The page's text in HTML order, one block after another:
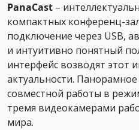
PanaCast –
компактных конференц-
подключение через USB,
и интуитивно понятный
интерфейс возводят этот
актуальности. Панорамное
совместной работы в
тремя видеокамерами
мира.